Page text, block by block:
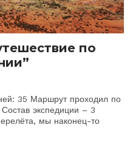
по
35 Маршрут проходил по
экспедиции – 3
мы наконец-то